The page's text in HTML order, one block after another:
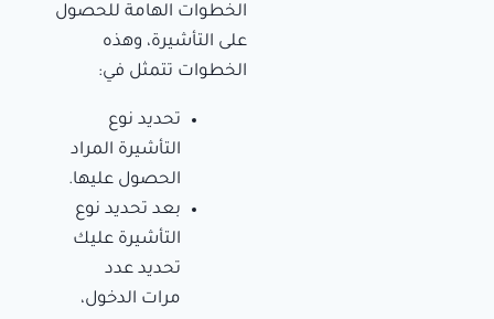
الخطوات الهامة للحصول
على التأشيرة، وهذه
الخطوات تتمثل في:
تحديد نوع
التأشيرة المراد
الحصول عليها.
بعد تحديد نوع
التأشيرة عليك
تحديد عدد
مرات الدخول،